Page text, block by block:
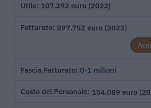
Utile 107.392 euro (2023)
Fatturato 897.752 euro (2023)
Fascia Fatturato 0-1 milioni
Costo del Personale 154.089 euro